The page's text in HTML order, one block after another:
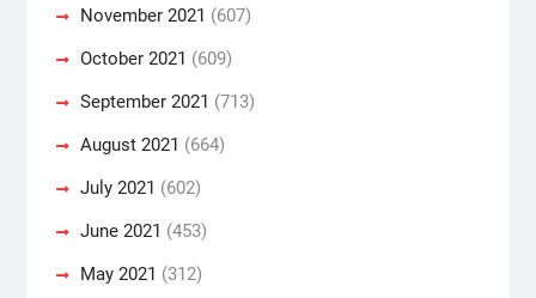
November 2021 (607)
October 2021 (609)
September 2021 (713)
August 2021 (664)
July 2021 (602)
June 2021 (453)
May 2021 (312)